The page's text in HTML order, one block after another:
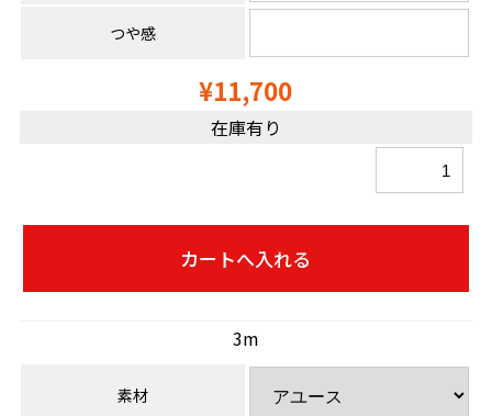
つや感
¥11,700
在庫有り
3m
素材